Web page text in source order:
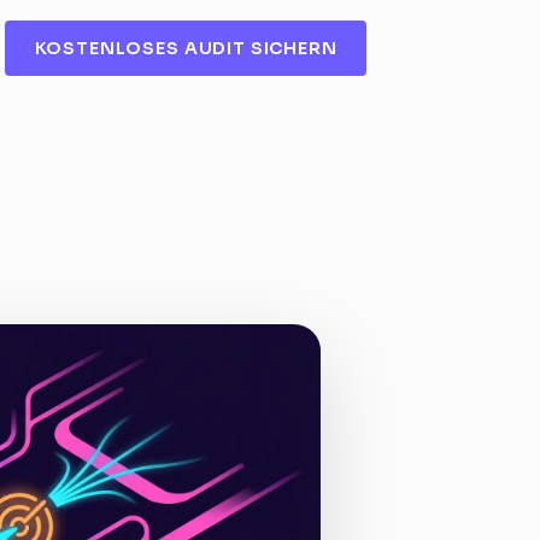
KOSTENLOSES AUDIT SICHERN